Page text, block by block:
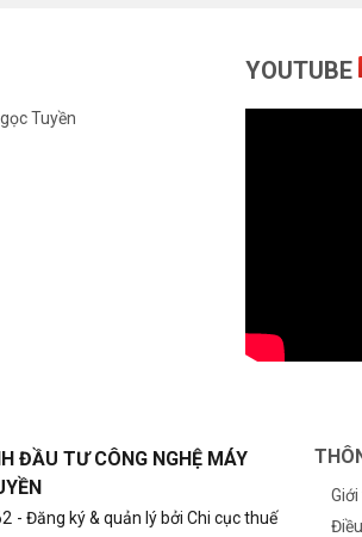
Tuyền
YOUTUBE
ĐẦU TƯ CÔNG NGHỆ MÁY
- Đăng ký & quản lý bởi Chi cục thuế